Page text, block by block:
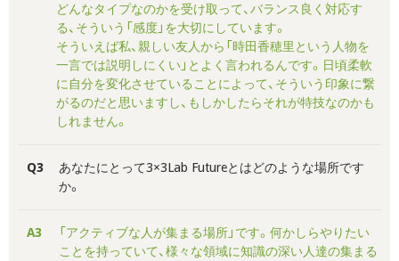
どんなタイプなのかを受け取って、バランス良く対応す
る、そういう「感度」を大切にしています。
そういえば私、親しい友人から「時田香穂里という人物を
一言では説明しにくい」とよく言われるんです。日頃柔軟
に自分を変化させていることによって、そういう印象に繋
がるのだと思いますし、もしかしたらそれが特技なのかも
しれません。
Q3
あなたにとって3×3Lab Futureとはどのような場所です
か。
A3
「アクティブな人が集まる場所」です。何かしらやりたい
ことを持っていて、様々な領域に知識の深い人達の集まる